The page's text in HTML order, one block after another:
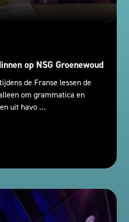
op NSG Groenewoud
de Franse lessen de
om grammatica en
uit havo …